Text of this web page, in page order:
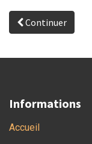
Continuer
Informations
Accueil